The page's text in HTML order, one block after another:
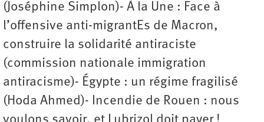
(Joséphine Simplon)- À la Une : Face à
l’offensive anti-migrantEs de Macron,
construire la solidarité antiraciste
(commission nationale immigration
antiracisme)- Égypte : un régime fragilisé
(Hoda Ahmed)- Incendie de Rouen : nous